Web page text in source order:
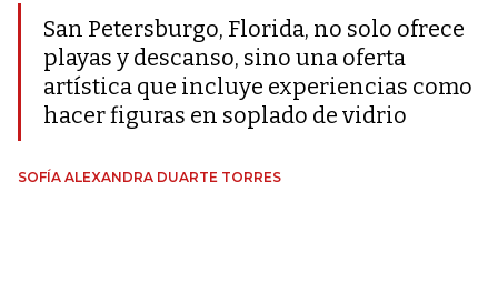
San Petersburgo, Florida, no solo ofrece
playas y descanso, sino una oferta
artística que incluye experiencias como
hacer figuras en soplado de vidrio
SOFÍA ALEXANDRA DUARTE TORRES